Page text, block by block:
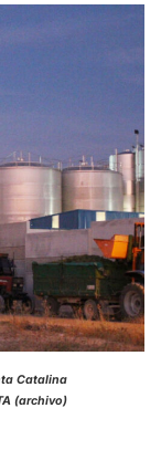
Santa Catalina